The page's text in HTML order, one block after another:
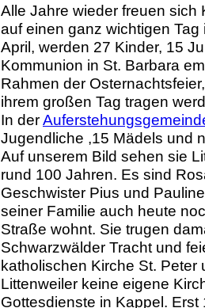
Alle Jahre wieder freuen sich
auf einen ganz wichtigen
April, werden 27 Kinder, 15
Kommunion in St. Barbara
Rahmen der
ihrem großen Tag tragen
In der
Jugendliche ,15 Mädels und
Auf unserem Bild sehen sie
rund 100 Jahren. Es sind
Geschwister Pius und
seiner Familie auch heute
Straße wohnt. Sie trugen
Schwarzwälder Tracht und
katholischen Kirche St.
Littenweiler keine eigene
Gottesdienste in Kappel.